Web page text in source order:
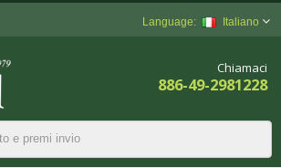
Italiano
Chiamaci
886-49-2981228